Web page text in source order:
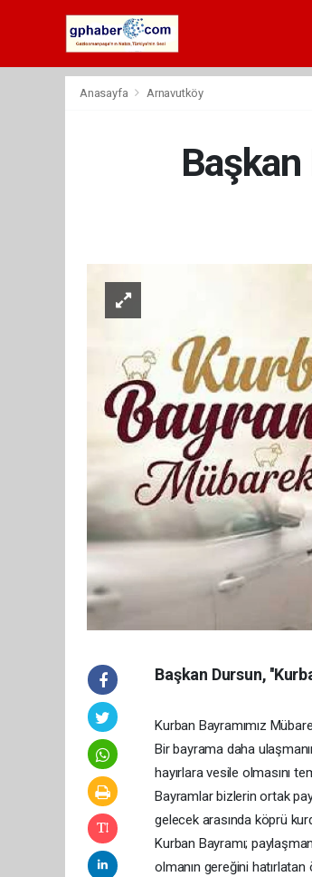
Anasayfa Arnavutköy
Başkan
Başkan Dursun,
Kurban Bayramımız
Bir bayrama daha
hayırlara vesile olmasını
Bayramlar bizlerin ortak
gelecek arasında köprü
Kurban Bayramı;
olmanın gereğini